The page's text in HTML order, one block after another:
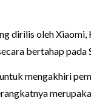
dirilis oleh Xiaomi,
bertahap pada
mengakhiri